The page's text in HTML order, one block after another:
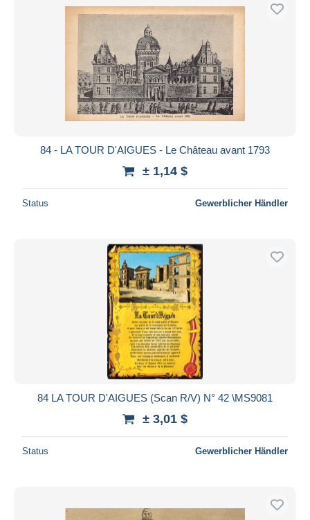
84 - LA TOUR D'AIGUES - Le Château avant 1793
± 1,14 $
Status Gewerblicher Händler
84 LA TOUR D'AIGUES (Scan R/V) N° 42 \MS9081
± 3,01 $
Status Gewerblicher Händler